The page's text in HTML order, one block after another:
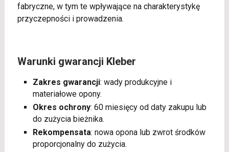
fabryczne, w tym te wpływające na charakterystykę
przyczepności i prowadzenia.
Warunki gwarancji Kleber
Zakres gwarancji: wady produkcyjne i
materiałowe opony.
Okres ochrony: 60 miesięcy od daty zakupu lub
do zużycia bieżnika.
Rekompensata: nowa opona lub zwrot środków
proporcjonalny do zużycia.